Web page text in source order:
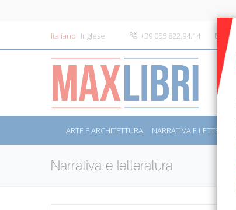
Italiano Inglese +39 055 822.94.14
ARTE E ARCHITETTURA NARRATIVA E
Narrativa e letteratura